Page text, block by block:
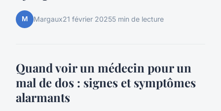
M Margaux21 février 20255 min de lecture
Quand voir un médecin pour un
mal de dos : signes et symptômes
alarmants